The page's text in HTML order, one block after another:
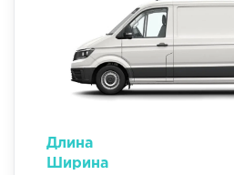
Длина
Ширина